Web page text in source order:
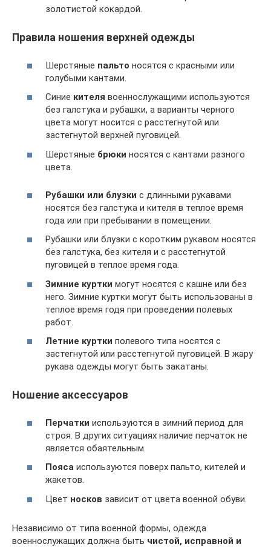
золотистой кокардой.
Правила ношения верхней одежды
Шерстяные пальто носятся с красными или
голубыми кантами.
Синие кителя военнослужащими используются
без галстука и рубашки, а варианты черного
цвета могут носится с расстегнутой или
застегнутой верхней пуговицей.
Шерстяные брюки носятся с кантами разного
цвета.
Рубашки или блузки с длинными рукавами
носятся без галстука и кителя в теплое время
года или при пребывании в помещении.
Рубашки или блузки с коротким рукавом носятся
без галстука, без кителя и с расстегнутой
пуговицей в теплое время года.
Зимние куртки могут носятся с кашне или без
него. Зимние куртки могут быть использованы в
теплое время годя при проведении полевых
работ.
Летние куртки полевого типа носятся с
застегнутой или расстегнутой пуговицей. В жару
рукава одежды могут быть закатаны.
Ношение аксессуаров
Перчатки используются в зимний период для
строя. В других ситуациях наличие перчаток не
является обаятельным.
Пояса используются поверх пальто, кителей и
жакетов.
Цвет носков зависит от цвета военной обуви.
Независимо от типа военной формы, одежда
военнослужащих должна быть чистой, исправной и